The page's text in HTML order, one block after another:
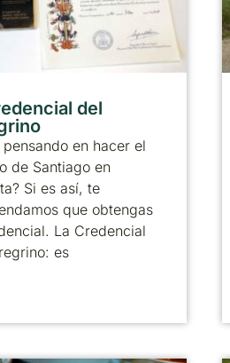
del
pensando en hacer el
de Santiago en
Si es así, te
que obtengas
La Credencial
es